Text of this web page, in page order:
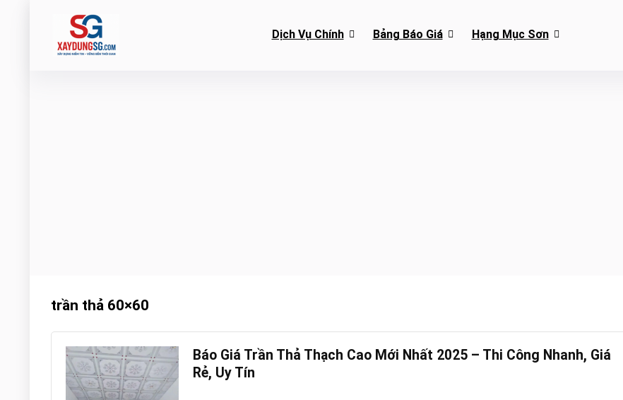
Dịch Vụ Chính Bảng Báo Giá Hạng Mục Sơn
trần thả 60×60
Báo Giá Trần Thả Thạch Cao Mới Nhất 2025 – Thi Công Nhanh, Giá
Rẻ, Uy Tín